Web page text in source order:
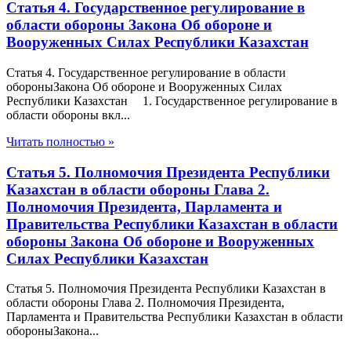
Статья 4. Государственное регулирование в
области обороны Закона Об обороне и
Вооруженных Силах Республики Казахстан
Статья 4. Государственное регулирование в области
обороныЗакона Об обороне и Вооруженных Силах
Республики Казахстан 1. Государственное регулирование в
области обороны вкл...
Читать полностью »
Статья 5. Полномочия Президента Республики
Казахстан в области обороны Глава 2.
Полномочия Президента, Парламента и
Правительства Республики Казахстан в области
обороны Закона Об обороне и Вооруженных
Силах Республики Казахстан
Статья 5. Полномочия Президента Республики Казахстан в
области обороны Глава 2. Полномочия Президента,
Парламента и Правительства Республики Казахстан в области
обороныЗакона...